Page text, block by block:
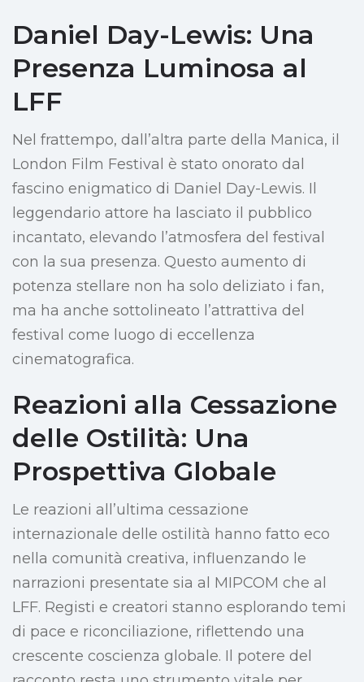
Daniel Day-Lewis: Una
Presenza Luminosa al
LFF
Nel frattempo, dall’altra parte della Manica, il
London Film Festival è stato onorato dal
fascino enigmatico di Daniel Day-Lewis. Il
leggendario attore ha lasciato il pubblico
incantato, elevando l’atmosfera del festival
con la sua presenza. Questo aumento di
potenza stellare non ha solo deliziato i fan,
ma ha anche sottolineato l’attrattiva del
festival come luogo di eccellenza
cinematografica.
Reazioni alla Cessazione
delle Ostilità: Una
Prospettiva Globale
Le reazioni all’ultima cessazione
internazionale delle ostilità hanno fatto eco
nella comunità creativa, influenzando le
narrazioni presentate sia al MIPCOM che al
LFF. Registi e creatori stanno esplorando temi
di pace e riconciliazione, riflettendo una
crescente coscienza globale. Il potere del